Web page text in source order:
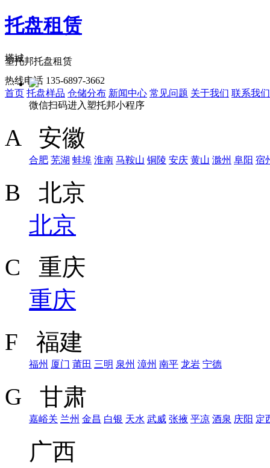
托盘租赁
塔城
热线电话 135-6897-3662
首页 托盘样品 仓储分布 新闻中心 常见问题 关于我们 联系我们
塑托邦托盘租赁
微信扫码进入塑托邦小程序
A 安徽
合肥 芜湖 蚌埠 淮南 马鞍山 铜陵 安庆 黄山 滁州 阜阳 宿
B 北京
北京
C 重庆
重庆
F 福建
福州 厦门 莆田 三明 泉州 漳州 南平 龙岩 宁德
G 甘肃
嘉峪关 兰州 金昌 白银 天水 武威 张掖 平凉 酒泉 庆阳 定
广西